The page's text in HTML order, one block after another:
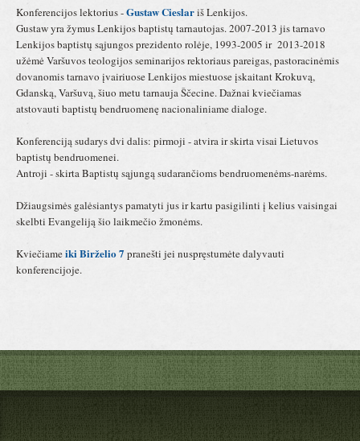
Konferencijos lektorius -Gustaw Cieslariš Lenkijos.
Gustaw yra žymus Lenkijos baptistų tarnautojas. 2007-2013 jis tarnavo
Lenkijos baptistų sąjungos prezidento rolėje, 1993-2005 ir 2013-2018
užėmė Varšuvos teologijos seminarijos rektoriaus pareigas, pastoracinėmis
dovanomis tarnavo įvairiuose Lenkijos miestuose įskaitant Krokuvą,
Gdanską, Varšuvą, šiuo metu tarnauja Ščecine. Dažnai kviečiamas
atstovauti baptistų bendruomenę nacionaliniame dialoge.
Konferenciją sudarys dvi dalis: pirmoji - atvira ir skirta visai Lietuvos
baptistų bendruomenei.
Antroji - skirta Baptistų sąjungą sudarančioms bendruomenėms-narėms.
Džiaugsimės galėsiantys pamatyti jus ir kartu pasigilinti į kelius vaisingai
skelbti Evangeliją šio laikmečio žmonėms.
Kviečiameiki Birželio 7 pranešti jei nuspręstumėte dalyvauti
konferencijoje.